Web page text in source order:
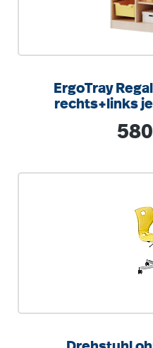
ErgoTray
rechts+links
B/H/